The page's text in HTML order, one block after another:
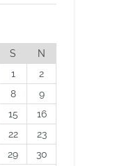
S
N
1
2
8
9
15
16
22
23
29
30